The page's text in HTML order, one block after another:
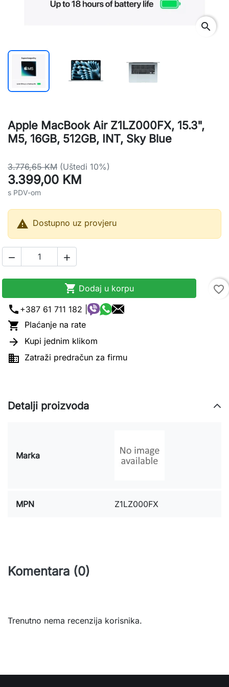
search
Apple MacBook Air Z1LZ000FX, 15.3",
M5, 16GB, 512GB, INT, Sky Blue
3.776,65 KM (Uštedi 10%)
3.399,00 KM
s PDV-om
 Dostupno uz provjeru
 
 Dodaj u korpu
favorite_border
call +387 61 711 182 |
 Plaćanje na rate
 Kupi jednim klikom
 Zatraži predračun za firmu
Detalji proizvoda
Marka
MPN Z1LZ000FX
Komentara (0)
Trenutno nema recenzija korisnika.